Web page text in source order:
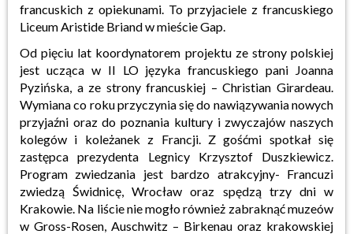
francuskich z opiekunami. To przyjaciele z francuskiego
Liceum Aristide Briand w mieście Gap.
Od pięciu lat koordynatorem projektu ze strony polskiej
jest ucząca w II LO języka francuskiego pani Joanna
Pyzińska, a ze strony francuskiej – Christian Girardeau.
Wymiana co roku przyczynia się do nawiązywania nowych
przyjaźni oraz do poznania kultury i zwyczajów naszych
kolegów i koleżanek z Francji. Z gośćmi spotkał się
zastępca prezydenta Legnicy Krzysztof Duszkiewicz.
Program zwiedzania jest bardzo atrakcyjny- Francuzi
zwiedzą Świdnicę, Wrocław oraz spędzą trzy dni w
Krakowie. Na liście nie mogło również zabraknąć muzeów
w Gross-Rosen, Auschwitz – Birkenau oraz krakowskiej